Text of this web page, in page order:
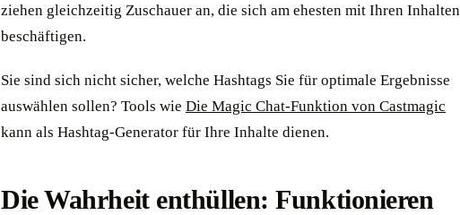
ziehen gleichzeitig Zuschauer an, die sich am ehesten mit Ihren Inhalten
beschäftigen.
Sie sind sich nicht sicher, welche Hashtags Sie für optimale Ergebnisse
auswählen sollen? Tools wie Die Magic Chat-Funktion von Castmagic
kann als Hashtag-Generator für Ihre Inhalte dienen.
Die Wahrheit enthüllen: Funktionieren